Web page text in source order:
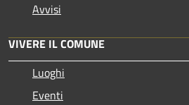
Avvisi
VIVERE IL COMUNE
Luoghi
Eventi